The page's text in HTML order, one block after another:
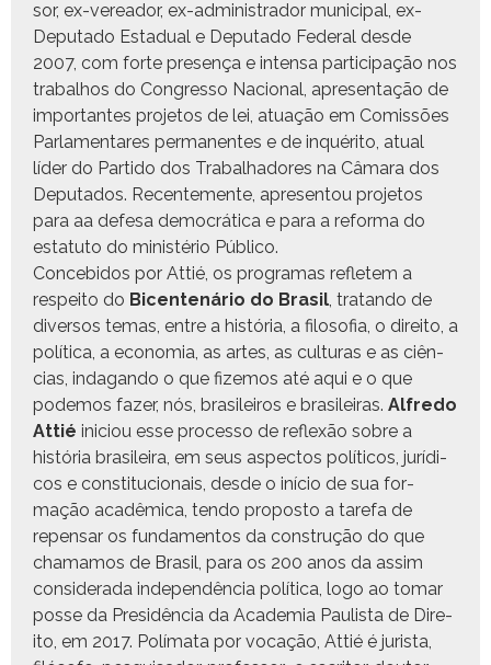
sor, ex-vereador, ex-admin­istrador munic­i­pal, ex-
Dep­uta­do Estad­ual e Dep­uta­do Fed­er­al des­de
2007, com forte pre­sença e inten­sa par­tic­i­pação nos
tra­bal­hos do Con­gres­so Nacional, apre­sen­tação de
impor­tantes pro­je­tos de lei, atu­ação em Comis­sões
Par­la­mentares per­ma­nentes e de inquéri­to, atu­al
líder do Par­tido dos Tra­bal­hadores na Câmara dos
Dep­uta­dos. Recen­te­mente, apre­sen­tou pro­je­tos
para aa defe­sa democráti­ca e para a refor­ma do
estatu­to do min­istério Público.
Con­ce­bidos por Attié, os pro­gra­mas refletem a
respeito do Bicen­tenário do Brasil, tratan­do de
diver­sos temas, entre a história, a filosofia, o dire­ito, a
políti­ca, a econo­mia, as artes, as cul­turas e as ciên­
cias, inda­gan­do o que fize­mos até aqui e o que
podemos faz­er, nós, brasileiros e brasileiras. Alfre­do
Attié ini­ciou esse proces­so de reflexão sobre a
história brasileira, em seus aspec­tos políti­cos, jurídi­
cos e con­sti­tu­cionais, des­de o iní­cio de sua for­
mação acadêmi­ca, ten­do pro­pos­to a tare­fa de
repen­sar os fun­da­men­tos da con­strução do que
chamamos de Brasil, para os 200 anos da assim
con­sid­er­a­da inde­pendên­cia políti­ca, logo ao tomar
posse da Presidên­cia da Acad­e­mia Paulista de Dire­
ito, em 2017. Polí­ma­ta por vocação, Attié é jurista,